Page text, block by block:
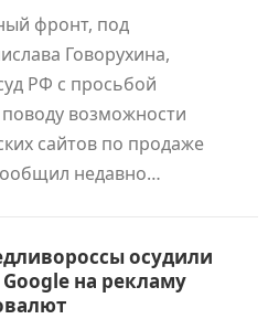
фронт, под
Говорухина,
РФ с просьбой
возможности
сайтов по продаже
недавно…
осудили
Google на рекламу